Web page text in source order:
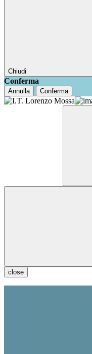
Chiudi
Conferma
Annulla Conferma
close